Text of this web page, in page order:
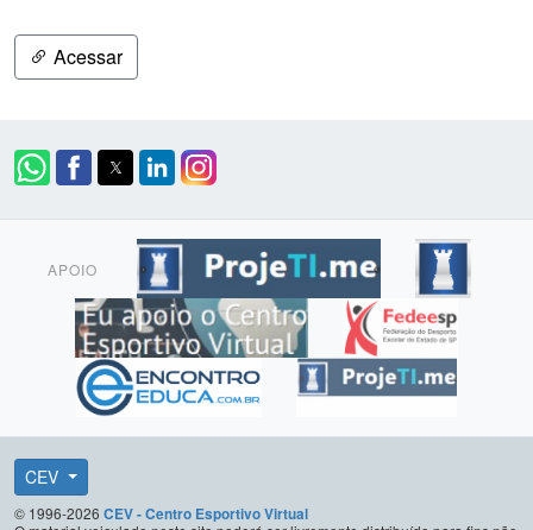
Acessar
APOIO
CEV
© 1996-2026 CEV - Centro Esportivo Virtual